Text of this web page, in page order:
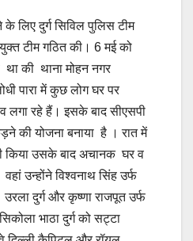
लिए दुर्ग सिविल पुलिस टीम
टीम गठित की। 6 मई को
की थाना मोहन नगर
पारा में कुछ लोग घर पर
लगा रहे हैं। इसके बाद सीएसपी
की योजना बनाया है । रात में
किया उसके बाद अचानक घर व
उन्होंने विश्वनाथ सिंह उर्फ
दुर्ग और कृष्णा राजपूत उर्फ
भाठा दुर्ग को सट्टा